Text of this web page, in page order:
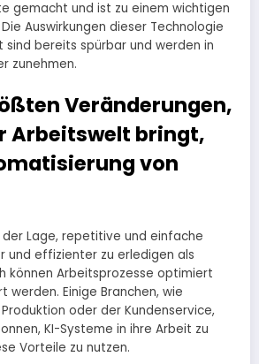
gemacht und ist zu einem wichtigen
Auswirkungen dieser Technologie
bereits spürbar und werden in
zunehmen.
Veränderungen,
Arbeitswelt bringt,
von
der Lage, repetitive und einfache
und effizienter zu erledigen als
können Arbeitsprozesse optimiert
werden. Einige Branchen, wie
oder der Kundenservice,
KI-Systeme in ihre Arbeit zu
Vorteile zu nutzen.